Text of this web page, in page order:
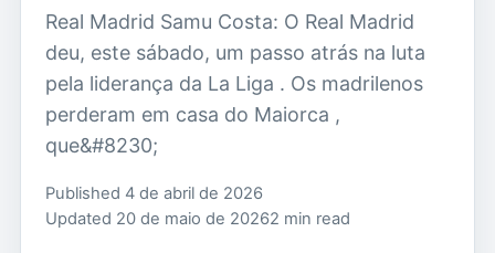
Real Madrid Samu Costa: O Real Madrid
deu, este sábado, um passo atrás na luta
pela liderança da La Liga . Os madrilenos
perderam em casa do Maiorca ,
que&#8230;
Published 4 de abril de 2026
Updated 20 de maio de 20262 min read